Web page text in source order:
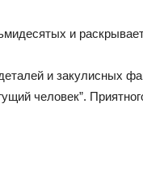
и
и закулисных
человек”.